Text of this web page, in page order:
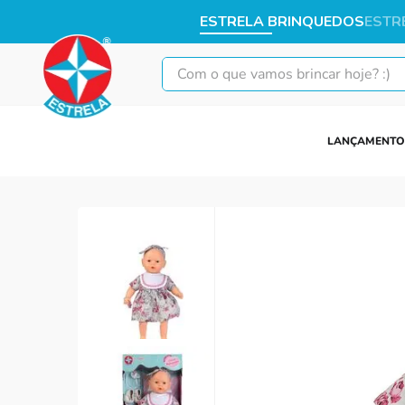
ESTRELA BRINQUEDOS
Com o que vamos brincar hoje? :)